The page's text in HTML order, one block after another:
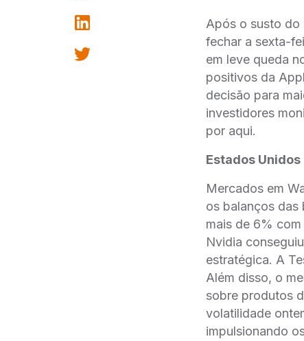
Após o susto do
fechar a sexta-
em leve queda
positivos da
decisão para
investidores
por aqui.
Estados Unidos
Mercados em
os balanços
mais de 6%
Nvidia
estratégica. A
Além disso, o
sobre produtos
volatilidade
impulsionando